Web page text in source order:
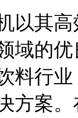
以其
域的
料行
方案